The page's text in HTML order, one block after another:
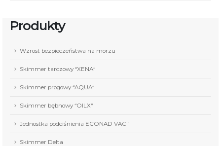
Produkty
Wzrost bezpieczeństwa na morzu
Skimmer tarczowy “XENA“
Skimmer progowy “AQUA“
Skimmer bębnowy “OILX“
Jednostka podciśnienia ECONAD VAC 1
Skimmer Delta